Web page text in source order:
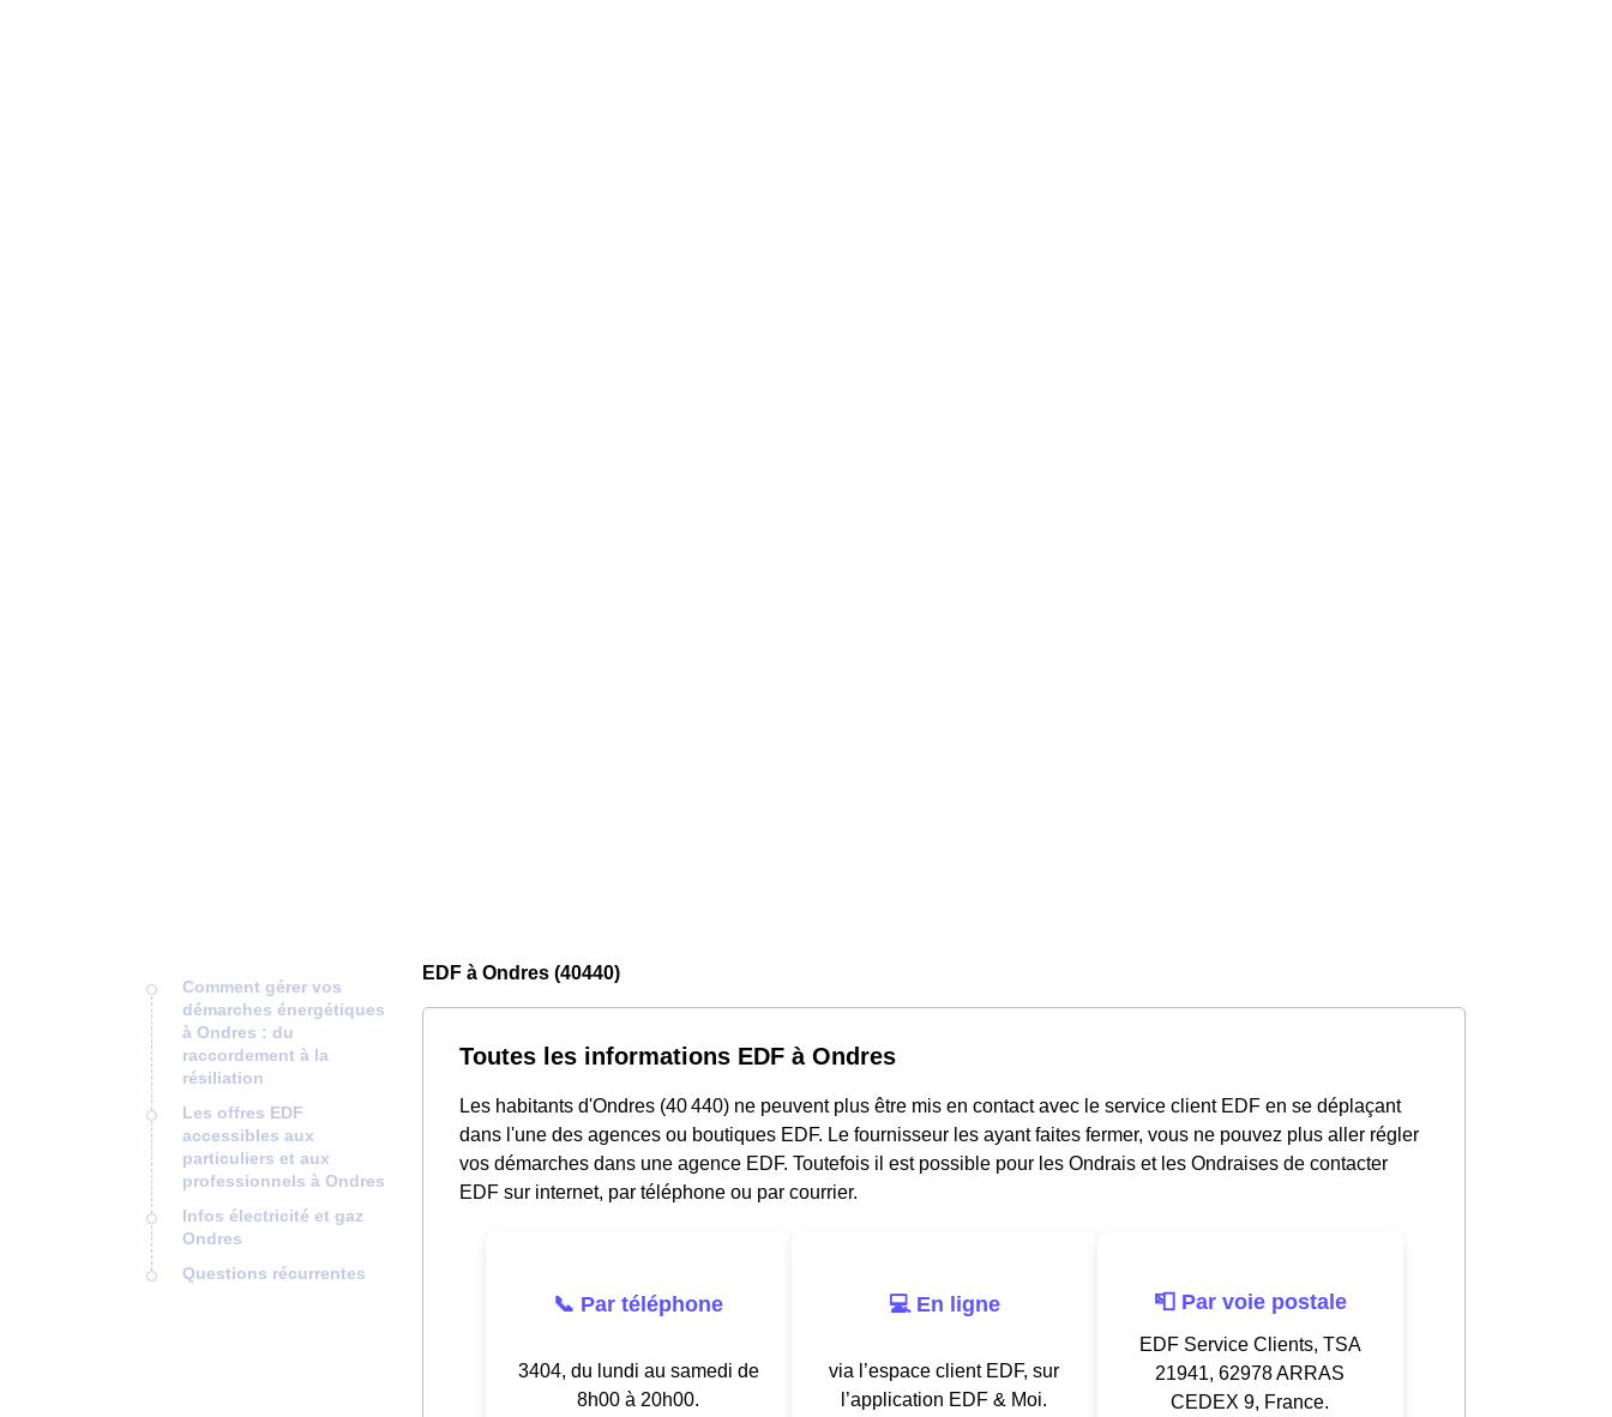
Comment gérer vos
démarches énergétiques
à Ondres : du
raccordement à la
résiliation
Les offres EDF
accessibles aux
particuliers et aux
professionnels à Ondres
Infos électricité et gaz
Ondres
Questions récurrentes
EDF à Ondres (40440)
Toutes les informations EDF à Ondres
Les habitants d'Ondres (40 440) ne peuvent plus être mis en contact avec le service client EDF en se déplaçant
dans l'une des agences ou boutiques EDF. Le fournisseur les ayant faites fermer, vous ne pouvez plus aller régler
vos démarches dans une agence EDF. Toutefois il est possible pour les Ondrais et les Ondraises de contacter
EDF sur internet, par téléphone ou par courrier.
📞 Par téléphone
3404, du lundi au samedi de
8h00 à 20h00.
💻 En ligne
via l’espace client EDF, sur
l’application EDF & Moi.
📮 Par voie postale
EDF Service Clients, TSA
21941, 62978 ARRAS
CEDEX 9, France.